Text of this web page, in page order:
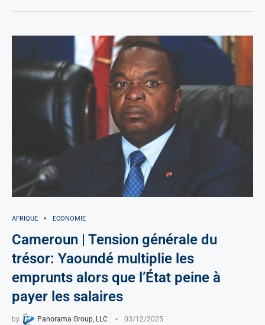
AFRIQUE ECONOMIE
Cameroun | Tension générale du
trésor: Yaoundé multiplie les
emprunts alors que l’État peine à
payer les salaires
by Panorama Group, LLC 03/12/2025